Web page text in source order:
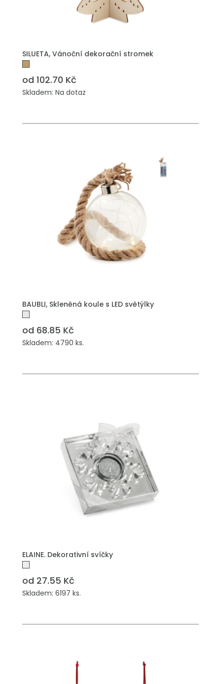
SILUETA, Vánoční dekorační stromek
od 102.70 Kč
Skladem: Na dotaz
BAUBLI, Skleněná koule s LED světýlky
od 68.85 Kč
Skladem: 4790 ks.
ELAINE. Dekorativní svíčky
od 27.55 Kč
Skladem: 6197 ks.